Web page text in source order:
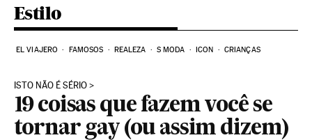
Estilo
EL VIAJERO FAMOSOS REALEZA S MODA ICON CRIANÇAS
ISTO NÃO É SÉRIO
19 coisas que fazem você se
tornar gay (ou assim dizem)